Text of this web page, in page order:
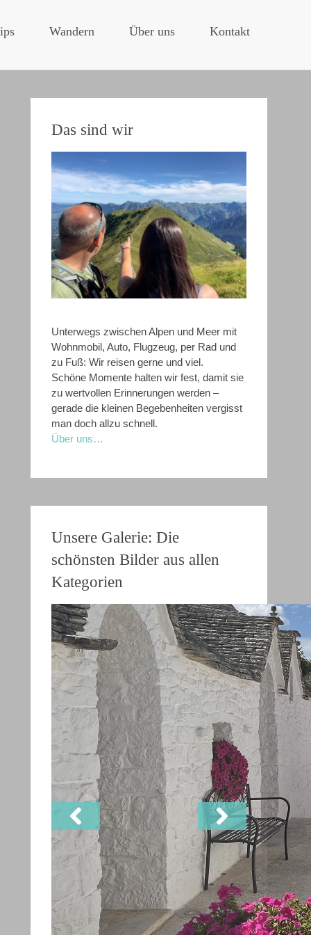
Wandern Über uns Kontakt
Das sind wir
Unterwegs zwischen Alpen und Meer mit
Wohnmobil, Auto, Flugzeug, per Rad und
zu Fuß: Wir reisen gerne und viel.
Schöne Momente halten wir fest, damit sie
zu wertvollen Erinnerungen werden –
gerade die kleinen Begebenheiten vergisst
man doch allzu schnell.
Über uns…
Unsere Galerie: Die
schönsten Bilder aus allen
Kategorien